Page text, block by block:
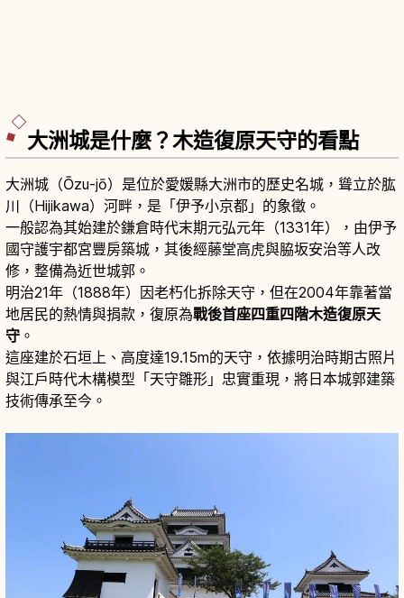
大洲城是什麼？木造復原天守的看點
大洲城（Ōzu-jō）是位於愛媛縣大洲市的歷史名城，聳立於肱
川（Hijikawa）河畔，是「伊予小京都」的象徵。
一般認為其始建於鎌倉時代末期元弘元年（1331年），由伊予
國守護宇都宮豐房築城，其後經藤堂高虎與脇坂安治等人改
修，整備為近世城郭。
明治21年（1888年）因老朽化拆除天守，但在2004年靠著當
地居民的熱情與捐款，復原為戰後首座四重四階木造復原天
守 。
這座建於石垣上、高度達19.15m的天守，依據明治時期古照片
與江戶時代木構模型「天守雛形」忠實重現，將日本城郭建築
技術傳承至今。